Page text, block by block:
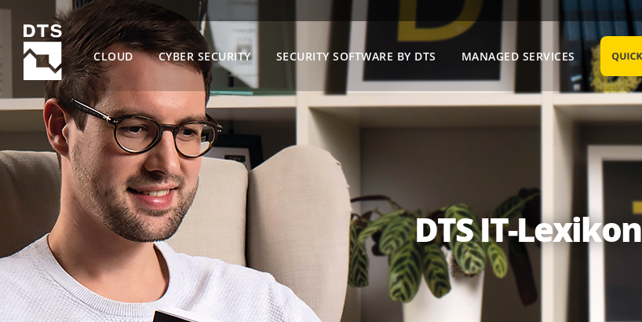
CLOUD CYBER SECURITY SECURITY SOFTWARE BY DTS MANAGED SERVICES
DTS IT-Lexikon